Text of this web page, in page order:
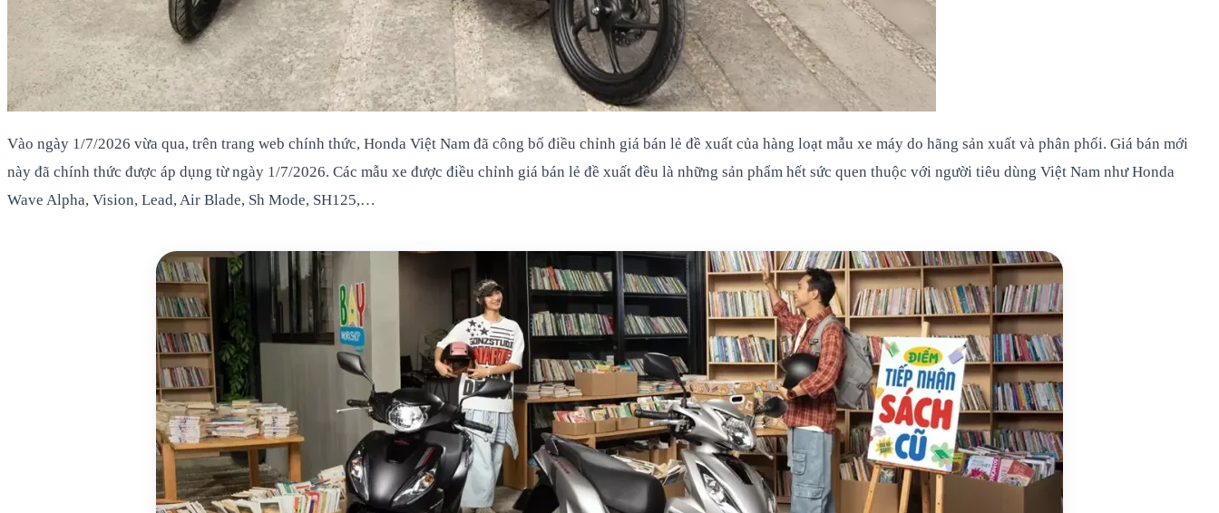
Vào ngày 1/7/2026 vừa qua, trên trang web chính thức, Honda Việt Nam đã công bố điều chỉnh giá bán lẻ đề xuất của hàng loạt mẫu xe máy do hãng sản xuất và phân phối. Giá bán mới
này đã chính thức được áp dụng từ ngày 1/7/2026. Các mẫu xe được điều chỉnh giá bán lẻ đề xuất đều là những sản phẩm hết sức quen thuộc với người tiêu dùng Việt Nam như Honda
Wave Alpha, Vision, Lead, Air Blade, Sh Mode, SH125,…